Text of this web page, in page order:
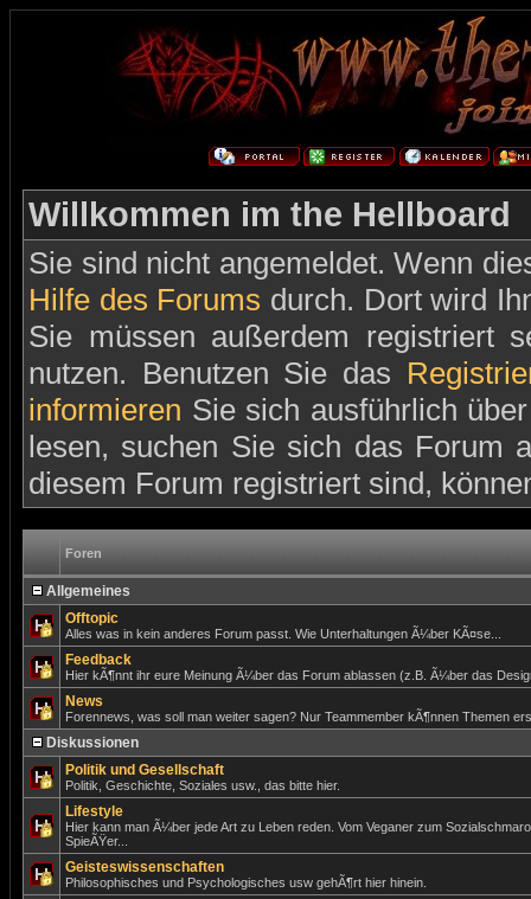
Willkommen im the Hellboard
Sie sind nicht angemeldet. Wenn
Hilfe des Forums durch. Dort wird
Sie müssen außerdem registriert
nutzen. Benutzen Sie das
informieren Sie sich ausführlich
lesen, suchen Sie sich das Forum
diesem Forum registriert sind,
Foren
Allgemeines
Offtopic
Alles was in kein anderes Forum passt. Wie Unterhaltungen Ã¼ber KÃ¤se...
Feedback
Hier kÃ¶nnt ihr eure Meinung Ã¼ber das Forum ablassen (z.B. Ã¼ber das
News
Forennews, was soll man weiter sagen? Nur Teammember kÃ¶nnen Themen
Diskussionen
Politik und Gesellschaft
Politik, Geschichte, Soziales usw., das bitte hier.
Lifestyle
Hier kann man Ã¼ber jede Art zu Leben reden. Vom Veganer zum
SpieÃŸer...
Geisteswissenschaften
Philosophisches und Psychologisches usw gehÃ¶rt hier hinein.